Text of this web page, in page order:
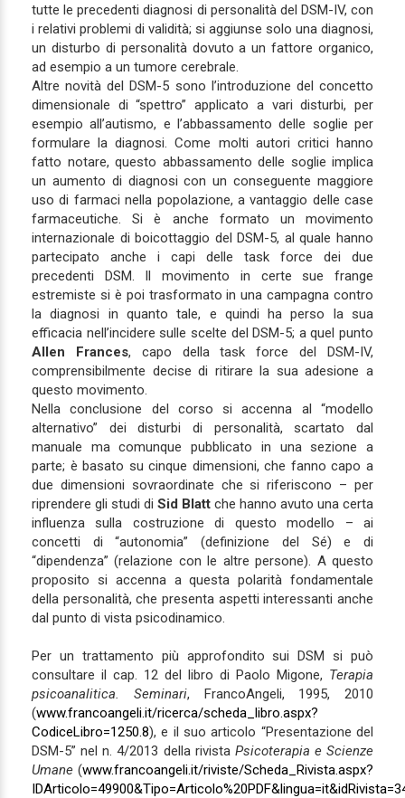
tutte le precedenti diagnosi di personalità del DSM-IV, con
i relativi problemi di validità; si aggiunse solo una diagnosi,
un disturbo di personalità dovuto a un fattore organico,
ad esempio a un tumore cerebrale.
Altre novità del DSM-5 sono l’introduzione del concetto
dimensionale di “spettro” applicato a vari disturbi, per
esempio all’autismo, e l’abbassamento delle soglie per
formulare la diagnosi. Come molti autori critici hanno
fatto notare, questo abbassamento delle soglie implica
un aumento di diagnosi con un conseguente maggiore
uso di farmaci nella popolazione, a vantaggio delle case
farmaceutiche. Si è anche formato un movimento
internazionale di boicottaggio del DSM-5, al quale hanno
partecipato anche i capi delle task force dei due
precedenti DSM. Il movimento in certe sue frange
estremiste si è poi trasformato in una campagna contro
la diagnosi in quanto tale, e quindi ha perso la sua
efficacia nell’incidere sulle scelte del DSM-5; a quel punto
Allen Frances, capo della task force del DSM-IV,
comprensibilmente decise di ritirare la sua adesione a
questo movimento.
Nella conclusione del corso si accenna al “modello
alternativo” dei disturbi di personalità, scartato dal
manuale ma comunque pubblicato in una sezione a
parte; è basato su cinque dimensioni, che fanno capo a
due dimensioni sovraordinate che si riferiscono – per
riprendere gli studi di Sid Blatt che hanno avuto una certa
influenza sulla costruzione di questo modello – ai
concetti di “autonomia” (definizione del Sé) e di
“dipendenza” (relazione con le altre persone). A questo
proposito si accenna a questa polarità fondamentale
della personalità, che presenta aspetti interessanti anche
dal punto di vista psicodinamico.
Per un trattamento più approfondito sui DSM si può
consultare il cap. 12 del libro di Paolo Migone, Terapia
psicoanalitica. Seminari, FrancoAngeli, 1995, 2010
(www.francoangeli.it/ricerca/scheda_libro.aspx?
CodiceLibro=1250.8), e il suo articolo “Presentazione del
DSM-5” nel n. 4/2013 della rivistaPsicoterapia e Scienze
Umane (www.francoangeli.it/riviste/Scheda_Rivista.aspx?